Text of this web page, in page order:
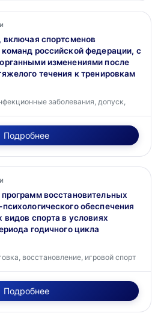
спортсменов
российской федерации, с
изменениями после
течения к тренировкам
заболевания, допуск,
Подробнее
восстановительных
обеспечения
спорта в условиях
годичного цикла
восстановление, игровой спорт
Подробнее